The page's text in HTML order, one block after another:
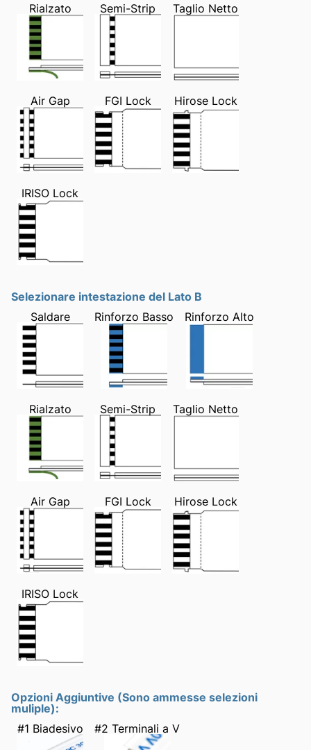
Rialzato Semi-Strip Taglio Netto
Air Gap FGI Lock Hirose Lock
IRISO Lock
Selezionare intestazione del Lato B
Saldare
Rinforzo Basso Rinforzo Alto
Rialzato Semi-Strip Taglio Netto
Air Gap FGI Lock Hirose Lock
IRISO Lock
Opzioni Aggiuntive (Sono ammesse selezioni
muliple):
#1 Biadesivo
#2 Terminali a V